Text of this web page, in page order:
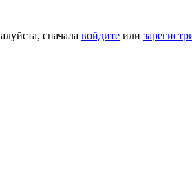
сначала войдите или